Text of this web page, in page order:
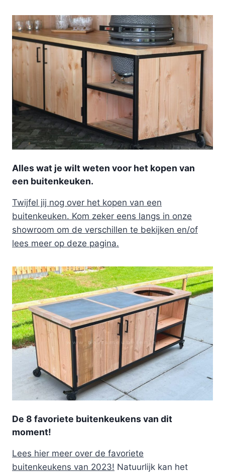
Alles wat je wilt weten voor het kopen van
een buitenkeuken.
Twijfel jij nog over het kopen van een
buitenkeuken. Kom zeker eens langs in onze
showroom om de verschillen te bekijken en/of
lees meer op deze pagina.
De 8 favoriete buitenkeukens van dit
moment!
Lees hier meer over de favoriete
buitenkeukens van 2023! Natuurlijk kan het